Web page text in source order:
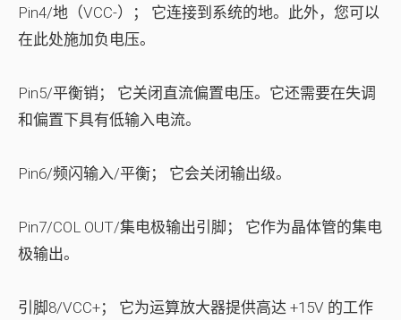
Pin4/地（VCC-）；
它连接到系统的地。此外，您可以
在此处施加负电压。
Pin5/平衡销；
它关闭直流偏置电压。它还需要在失调
和偏置下具有低输入电流。
Pin6/频闪输入/平衡； 它会关闭输出级。
Pin7/COL OUT/集电极输出引脚；
它作为晶体管的集电
极输出。
引脚8/VCC+；
它为运算放大器提供高达 +15V 的工作